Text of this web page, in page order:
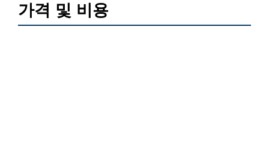
가격 및 비용